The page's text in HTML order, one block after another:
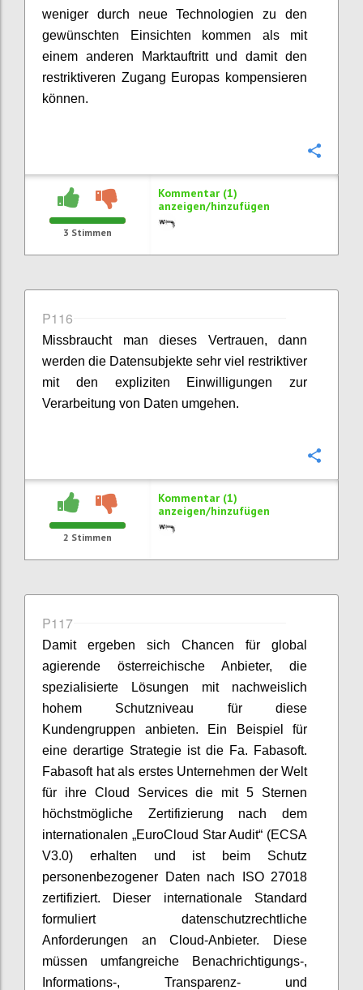
weniger durch neue Technologien zu den
gewünschten Einsichten kommen als mit
einem anderen Marktauftritt und damit den
restriktiveren Zugang Europas kompensieren
können.
3 Stimmen
Kommentar (1)
anzeigen/hinzufügen
P116
Missbraucht man dieses Vertrauen, dann
werden die Datensubjekte sehr viel restriktiver
mit den expliziten Einwilligungen zur
Verarbeitung von Daten umgehen.
2 Stimmen
Kommentar (1)
anzeigen/hinzufügen
P117
Damit ergeben sich Chancen für global
agierende österreichische Anbieter, die
spezialisierte Lösungen mit nachweislich
hohem Schutzniveau für diese
Kundengruppen anbieten. Ein Beispiel für
eine derartige Strategie ist die Fa. Fabasoft.
Fabasoft hat als erstes Unternehmen der Welt
für ihre Cloud Services die mit 5 Sternen
höchstmögliche Zertifizierung nach dem
internationalen „EuroCloud Star Audit“ (ECSA
V3.0) erhalten und ist beim Schutz
personenbezogener Daten nach ISO 27018
zertifiziert. Dieser internationale Standard
formuliert datenschutzrechtliche
Anforderungen an Cloud-Anbieter. Diese
müssen umfangreiche Benachrichtigungs-,
Informations-, Transparenz- und